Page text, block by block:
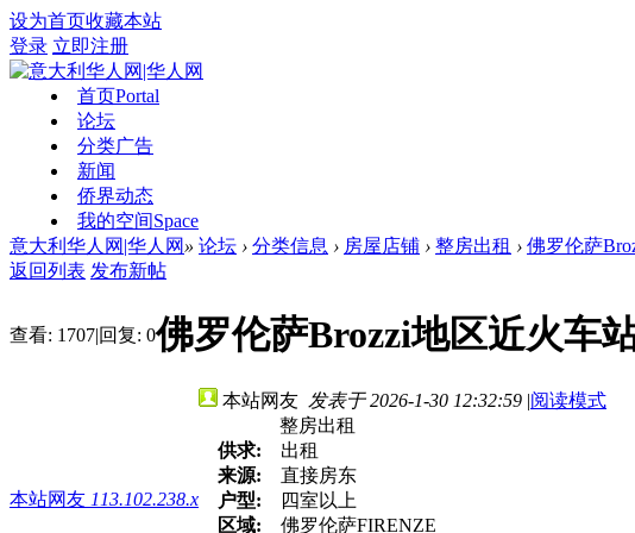
设为首页收藏本站
登录 立即注册
首页Portal
论坛
分类广告
新闻
侨界动态
我的空间Space
意大利华人网|华人网 » 论坛 › 分类信息 › 房屋店铺 › 整房出租 › 佛罗伦萨
返回列表 发布新帖
查看: 1707|回复: 0佛罗伦萨Brozzi地区近火车
本站网友 113.102.238.x
本站网友 发表于 2026-1-30 12:32:59 |阅读模式
整房出租
供求:
出租
来源:
直接房东
户型:
四室以上
区域:
佛罗伦萨FIRENZE